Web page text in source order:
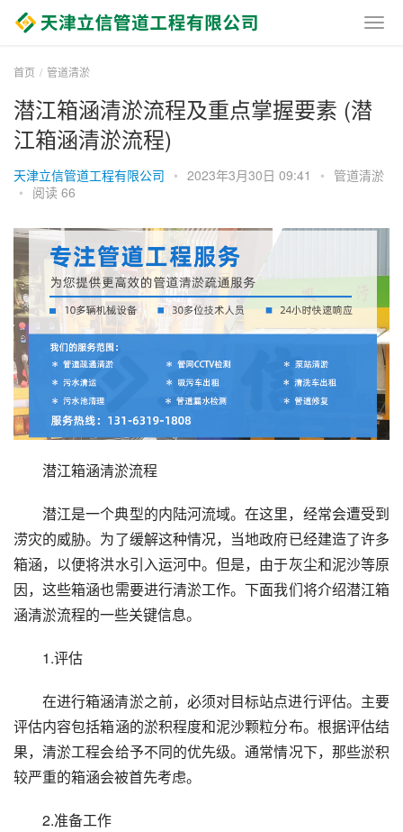
首页 管道清淤
潜江箱涵清淤流程及重点掌握要素 (潜
江箱涵清淤流程)
天津立信管道工程有限公司 • 2023年3月30日 09:41 • 管道清淤
• 阅读 66
潜江箱涵清淤流程
潜江是一个典型的内陆河流域。在这里，经常会遭受到
涝灾的威胁。为了缓解这种情况，当地政府已经建造了许多
箱涵，以便将洪水引入运河中。但是，由于灰尘和泥沙等原
因，这些箱涵也需要进行清淤工作。下面我们将介绍潜江箱
涵清淤流程的一些关键信息。
1.评估
在进行箱涵清淤之前，必须对目标站点进行评估。主要
评估内容包括箱涵的淤积程度和泥沙颗粒分布。根据评估结
果，清淤工程会给予不同的优先级。通常情况下，那些淤积
较严重的箱涵会被首先考虑。
2.准备工作